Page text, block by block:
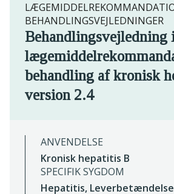
BEHANDLINGSVEJLEDNINGER
Behandlingsvejledning
behandling af kronisk
version 2.4
ANVENDELSE
Kronisk hepatitis B
SPECIFIK SYGDOM
Hepatitis, Leverbetændelse